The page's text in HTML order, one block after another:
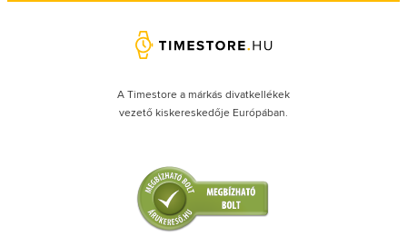
A Timestore a márkás divatkellékek
vezető kiskereskedője Európában.